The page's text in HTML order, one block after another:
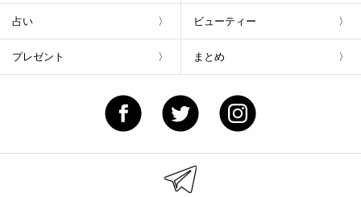
占い ビューティー
プレゼント まとめ